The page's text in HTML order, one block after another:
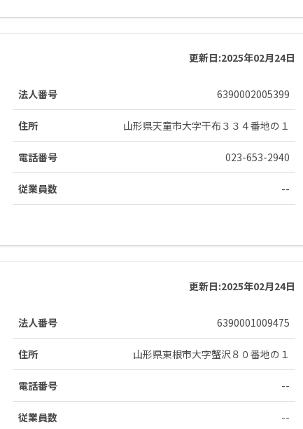
更新日:2025年02月24日
法人番号 6390002005399
住所 山形県天童市大字干布３３４番地の１
電話番号 023-653-2940
従業員数 --
更新日:2025年02月24日
法人番号 6390001009475
住所 山形県東根市大字蟹沢８０番地の１
電話番号 --
従業員数 --